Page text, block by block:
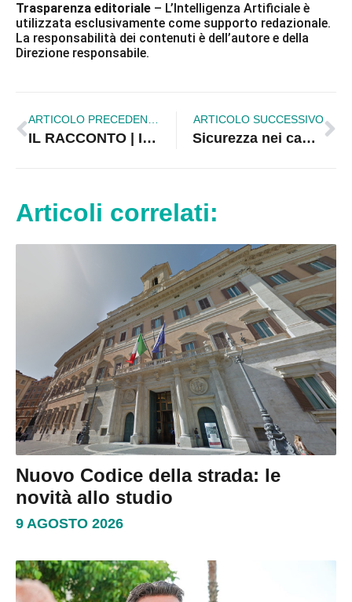
Trasparenza editoriale – L’Intelligenza Artificiale è
utilizzata esclusivamente come supporto redazionale.
La responsabilità dei contenuti è dell’autore e della
Direzione responsabile.
IL RACCONTO | Il boato nella notte e la corsa dietro le sirene: così abbiamo trovato Boscarello in fiamme | VIDEO
ARTICOLO SUCCESSIVO
Sicurezza nei cantieri, la FILLEA CGIL Calabria denuncia: “Ignorata l’ordinanza anti-caldo, a rischio la vita degli operai”
Articoli correlati:
Nuovo Codice della strada: le
novità allo studio
9 AGOSTO 2026